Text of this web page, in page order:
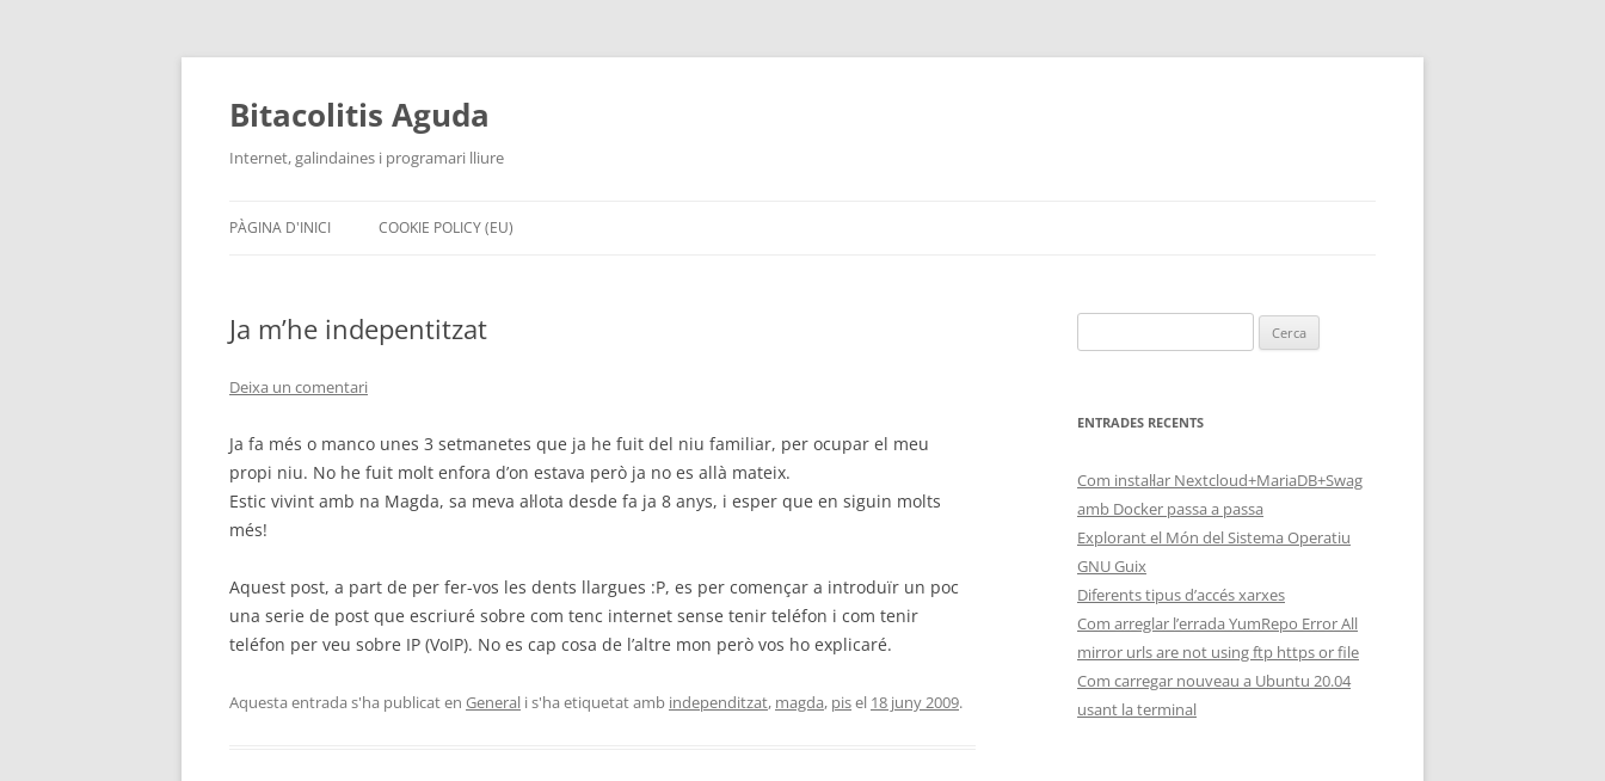
Vés
contingut
Bitacolitis Aguda
Internet, galindaines i programari lliure
PÀGINA D'INICI COOKIE POLICY (EU)
Ja m’he indepentitzat
Deixa un comentari
Ja fa més o manco unes 3 setmanetes que ja he fuit del niu familiar, per ocupar el meu
propi niu. No he fuit molt enfora d’on estava però ja no es allà mateix.
Estic vivint amb na Magda, sa meva al·lota desde fa ja 8 anys, i esper que en siguin molts
més!
Aquest post, a part de per fer-vos les dents llargues :P, es per començar a introduïr un poc
una serie de post que escriuré sobre com tenc internet sense tenir teléfon i com tenir
teléfon per veu sobre IP (VoIP). No es cap cosa de l’altre mon però vos ho explicaré.
Aquesta entrada s'ha publicat en General i s'ha etiquetat amb independitzat, magda, pisel 18 juny 2009.
ENTRADES RECENTS
Com instal·lar Nextcloud+MariaDB+Swag
amb Docker passa a passa
Explorant el Món del Sistema Operatiu
GNU Guix
Diferents tipus d’accés xarxes
Com arreglar l’errada YumRepo Error All
mirror urls are not using ftp https or file
Com carregar nouveau a Ubuntu 20.04
usant la terminal